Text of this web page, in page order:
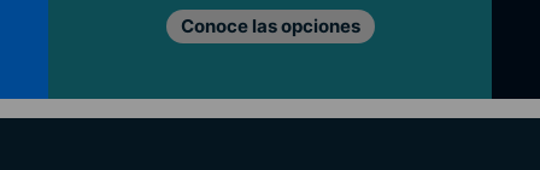
Conoce las opciones